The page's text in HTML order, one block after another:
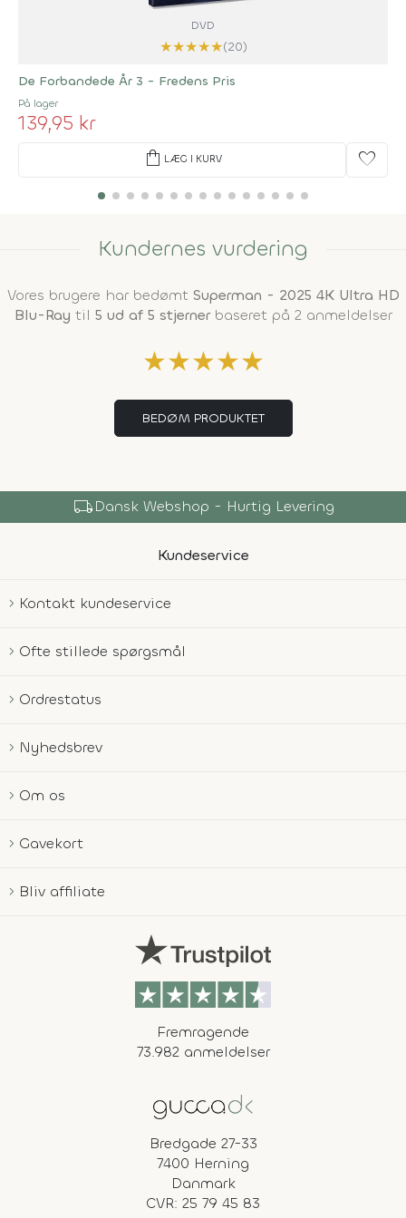
DVD
★★★★★(20)
De Forbandede År 3 - Fredens Pris
På lager
139,95 kr
shopping_bag LÆG I KURV favorite
Kundernes vurdering
Vores brugere har bedømt Superman - 2025 4K Ultra HD
Blu-Ray til 5 ud af 5 stjernerbaseret på 2 anmeldelser
★★★★★
BEDØM PRODUKTET
local_shippingDansk Webshop - Hurtig Levering
Kundeservice
Kontakt kundeservice
Ofte stillede spørgsmål
Ordrestatus
Nyhedsbrev
Om os
Gavekort
Bliv affiliate
Fremragende
73.982 anmeldelser
Bredgade 27-33
7400 Herning
Danmark
CVR: 25 79 45 83